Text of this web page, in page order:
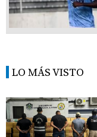
LO MÁS VISTO